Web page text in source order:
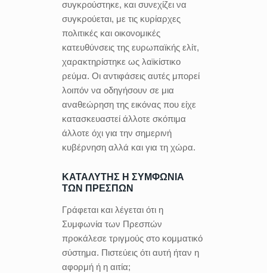
συγκρούστηκε, και συνεχίζει να
συγκρούεται, με τις κυρίαρχες
πολιτικές και οικονομικές
κατευθύνσεις της ευρωπαϊκής ελίτ,
χαρακτηρίστηκε ως λαϊκίστικο
ρεύμα. Οι αντιφάσεις αυτές μπορεί
λοιπόν να οδηγήσουν σε μια
αναθεώρηση της εικόνας που είχε
κατασκευαστεί άλλοτε σκόπιμα
άλλοτε όχι για την σημερινή
κυβέρνηση αλλά και για τη χώρα.
ΚΑΤΑΛΥΤΗΣ Η ΣΥΜΦΩΝΙΑ
ΤΩΝ ΠΡΕΣΠΩΝ
Γράφεται και λέγεται ότι η
Συμφωνία των Πρεσπών
προκάλεσε τριγμούς στο κομματικό
σύστημα. Πιστεύεις ότι αυτή ήταν η
αφορμή ή η αιτία;